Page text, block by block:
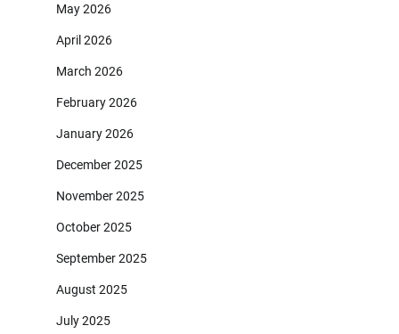
May 2026
April 2026
March 2026
February 2026
January 2026
December 2025
November 2025
October 2025
September 2025
August 2025
July 2025